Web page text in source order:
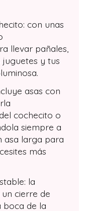
con unas
llevar pañales,
juguetes y tus
asas con
cochecito o
siempre a
asa larga para
más
la
cierre de
boca de la